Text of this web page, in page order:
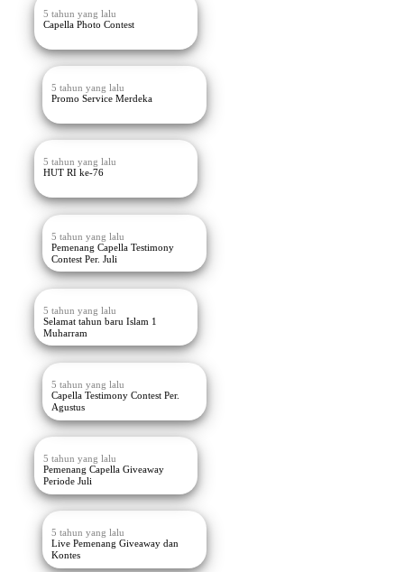
5 tahun yang lalu
Capella Photo Contest
5 tahun yang lalu
Promo Service Merdeka
5 tahun yang lalu
HUT RI ke-76
5 tahun yang lalu
Pemenang Capella Testimony
Contest Per. Juli
5 tahun yang lalu
Selamat tahun baru Islam 1
Muharram
5 tahun yang lalu
Capella Testimony Contest Per.
Agustus
5 tahun yang lalu
Pemenang Capella Giveaway
Periode Juli
5 tahun yang lalu
Live Pemenang Giveaway dan
Kontes